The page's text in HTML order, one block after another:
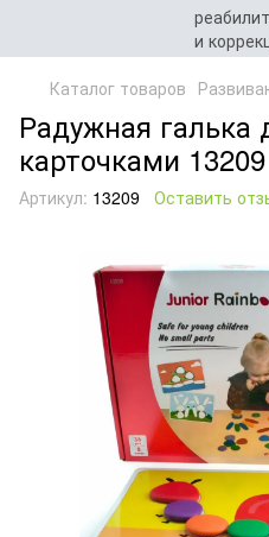
Каталог товаров
Радужная
карточками 13209
Артикул: 13209 Оставить